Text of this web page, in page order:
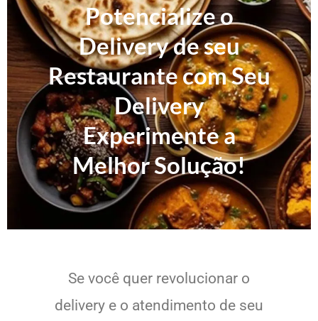
Potencialize o
Delivery de seu
Restaurante com Seu
Delivery
Experimente a
Melhor Solução!
Se você quer revolucionar o
delivery e o atendimento de seu